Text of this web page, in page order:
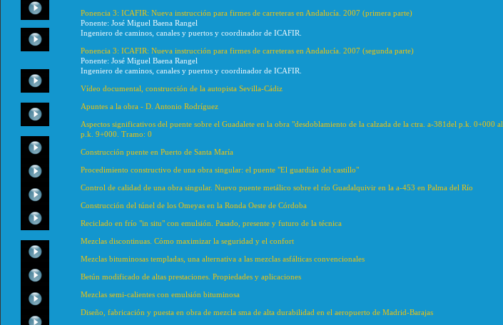
Ponencia 3: ICAFIR: Nueva instrucción para firmes de carreteras en Andalucía. 2007 (primera parte)
Ponente: José Miguel Baena Rangel
Ingeniero de caminos, canales y puertos y coordinador de ICAFIR.
Ponencia 3: ICAFIR: Nueva instrucción para firmes de carreteras en Andalucía. 2007 (segunda parte)
Ponente: José Miguel Baena Rangel
Ingeniero de caminos, canales y puertos y coordinador de ICAFIR.
Vídeo documental, construcción de la autopista Sevilla-Cádiz
Apuntes a la obra - D. Antonio Rodríguez
Aspectos significativos del puente sobre el Guadalete en la obra "desdoblamiento de la calzada de la ctra. a-381del p.k. 0+000 al
p.k. 9+000. Tramo: 0
Construcción puente en Puerto de Santa María
Procedimiento constructivo de una obra singular: el puente "El guardián del castillo"
Control de calidad de una obra singular. Nuevo puente metálico sobre el río Guadalquivir en la a-453 en Palma del Río
Construcción del túnel de los Omeyas en la Ronda Oeste de Córdoba
Reciclado en frío "in situ" con emulsión. Pasado, presente y futuro de la técnica
Mezclas discontinuas. Cómo maximizar la seguridad y el confort
Mezclas bituminosas templadas, una alternativa a las mezclas asfálticas convencionales
Betún modificado de altas prestaciones. Propiedades y aplicaciones
Mezclas semi-calientes con emulsión bituminosa
Diseño, fabricación y puesta en obra de mezcla sma de alta durabilidad en el aeropuerto de Madrid-Barajas